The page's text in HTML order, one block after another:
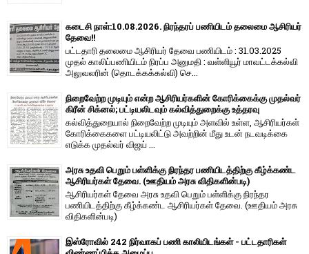
கடைசி நாள்:10.08.2026. நிரந்தரப் பணியிடம் தலைமை ஆசிரியர்
தேவை!!
பட்டதாரி தலைமை ஆசிரியர் தேவை பணியிடம் : 31.03.2025
முதல் காலிப்பணியிடம் நிரப்ப அனுமதி : வள்ளியூர் மாவட்டக்கல்வி
அலுவலரின் (தொடக்கக்கல்வி) செ...
நிறைவேற்ற முடியும் என்ற ஆசிரியர்களின் கோரிக்கைக்கு முதல்வர்
கிரீன் சிக்னல்; பட்டியலிடவும் கல்வித்துறைக்கு உத்தரவு
கல்வித்துறையால் நிறைவேற்ற முடியும் அளவில் உள்ள, ஆசிரியர்கள்
கோரிக்கைகளை பட்டியலிட்டு அவற்றின் மீது உடன் நடவடிக்கை
எடுக்க முதல்வர் விஜய் ...
அரசு உதவி பெறும் பள்ளிக்கு நிரந்தர பணியிடத்திற்கு கீழ்க்கண்ட
ஆசிரியர்கள் தேவை. (ஊதியம் அரசு விதிகளின்படி)
ஆசிரியர்கள் தேவை அரசு உதவி பெறும் பள்ளிக்கு நிரந்தர
பணியிடத்திற்கு கீழ்க்கண்ட ஆசிரியர்கள் தேவை. (ஊதியம் அரசு
விதிகளின்படி)
இஸ்ரோவில் 242 நிர்வாகப் பணி காலியிடங்கள் - பட்டதாரிகள்